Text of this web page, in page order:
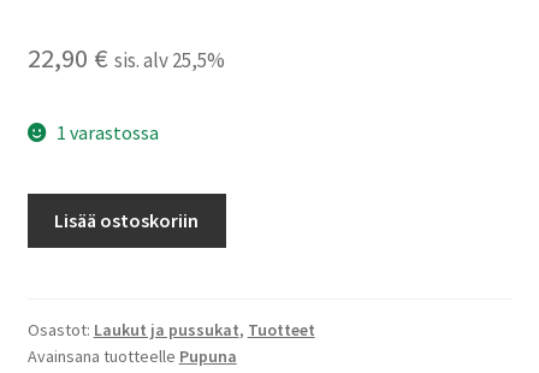
22,90 € sis. alv 25,5%
1 varastossa
Lisää ostoskoriin
Osastot: Laukut ja pussukat, Tuotteet
Avainsana tuotteelle Pupuna